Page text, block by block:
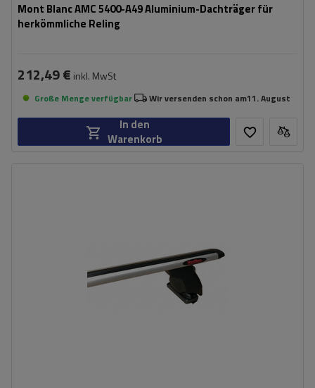
Mont Blanc AMC 5400-A49 Aluminium-Dachträger für
herkömmliche Reling
212,49 € inkl. MwSt
Große Menge verfügbar Wir versenden schon am11. August
In den
Warenkorb